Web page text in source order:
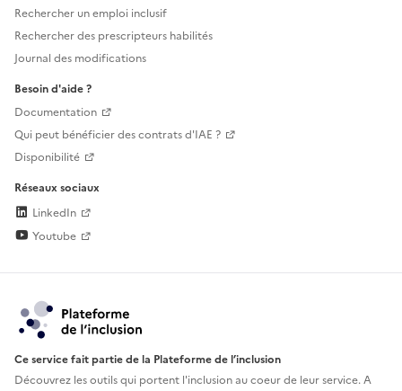
Rechercher un emploi inclusif
Rechercher des prescripteurs habilités
Journal des modifications
Besoin d'aide ?
Documentation
Qui peut bénéficier des contrats d'IAE ?
Disponibilité
Réseaux sociaux
LinkedIn
Youtube
Ce service fait partie de la Plateforme de l’inclusion
Découvrez les outils qui portent l'inclusion aucoeur de leur service. A